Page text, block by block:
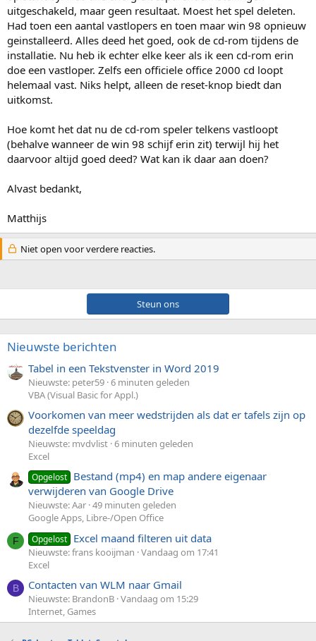
uitgeschakeld, maar geen resultaat. Moest het spel deleten.
Had toen een aantal vastlopers en toen maar win 98 opnieuw
geinstalleerd. Alles deed het goed, ook de cd-rom tijdens de
installatie. Nu heb ik echter elke keer als ik een cd-rom erin
doe een vastloper. Zelfs een officiele office 2000 cd loopt
helemaal vast. Niks helpt, alleen de reset-knop biedt dan
uitkomst.
Hoe komt het dat nu de cd-rom speler telkens vastloopt
(behalve wanneer de win 98 schijf erin zit) terwijl hij het
daarvoor altijd goed deed? Wat kan ik daar aan doen?
Alvast bedankt,
Matthijs
Niet open voor verdere reacties.
Steun ons
Nieuwste berichten
Tabel in een Tekstvenster in Word 2019
Nieuwste: peter59 6 minuten geleden
VBA (Visual Basic for Appl.)
Voorkomen van meer wedstrijden als dat er tafels zijn op
dezelfde speeldag
Nieuwste: mvdvlist 6 minuten geleden
Excel
Opgelost Bestand (mp4) en map andere eigenaar
verwijderen van Google Drive
Nieuwste: Aar 49 minuten geleden
Google Apps, Libre-/Open Office
F Opgelost Excel maand filteren uit data
Nieuwste: frans kooijman Vandaag om 17:41
Excel
B Contacten van WLM naar Gmail
Nieuwste: BrandonB Vandaag om 15:29
Internet, Games